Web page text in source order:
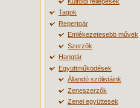
Tagok
Repertoár
Emlékezetesebb művek
Szerzők
Hangtár
Együttműködések
Állandó szólistáink
Zeneszerzők
Zenei együttesek